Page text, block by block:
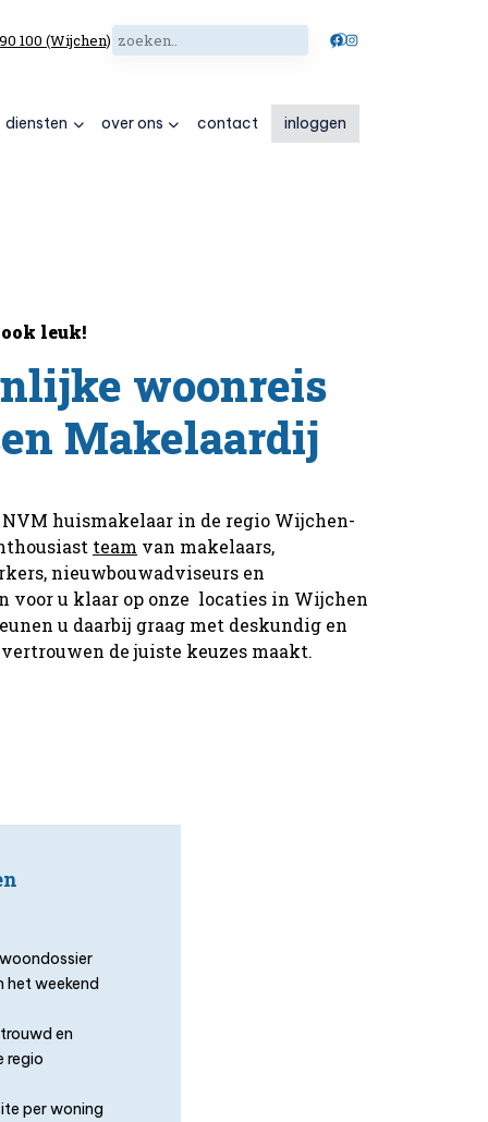
100 (Wijchen)Zoeken Facebook
Instagram
diensten over ons contact inloggen
leuk!
woonreis
Makelaardij
huismakelaar in de regio Wijchen-
team van makelaars,
nieuwbouwadviseurs en
voor u klaar op onze locaties in Wijchen
u daarbij graag met deskundig en
de juiste keuzes maakt.
het weekend
en
regio
per woning